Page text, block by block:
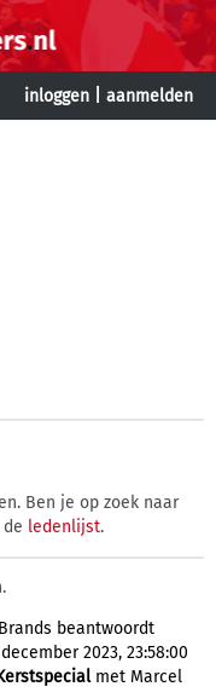
inloggen aanmelden
Ben je op zoek naar
ledenlijst.
beantwoordt
2023, 23:58:00
met Marcel